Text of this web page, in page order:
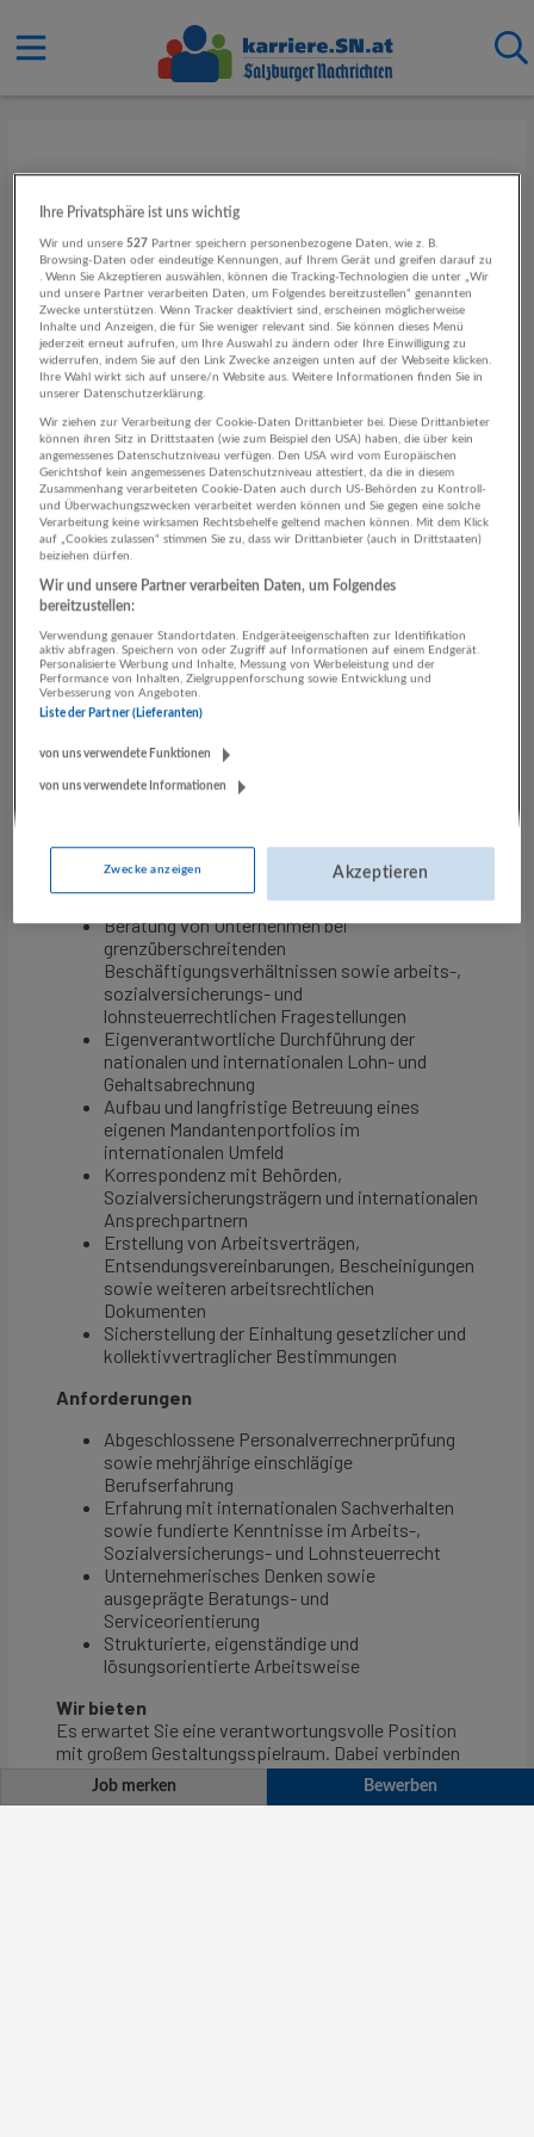
Bewerben
Job merken
Ihre Privatsphäre ist uns wichtig
Wir und unsere527 Partner speichern personenbezogene Daten, wie z. B.
Browsing-Daten oder eindeutige Kennungen, auf Ihrem Gerät und greifen darauf zu
. Wenn Sie Akzeptieren auswählen, können die Tracking-Technologien die unter „Wir
und unsere Partner verarbeiten Daten, um Folgendes bereitzustellen“ genannten
Zwecke unterstützen. Wenn Tracker deaktiviert sind, erscheinen möglicherweise
Inhalte und Anzeigen, die für Sie weniger relevant sind. Sie können dieses Menü
jederzeit erneut aufrufen, um Ihre Auswahl zu ändern oder Ihre Einwilligung zu
widerrufen, indem Sie auf den Link Zwecke anzeigen unten auf der Webseite klicken.
Ihre Wahl wirkt sich auf unsere/n Website aus. Weitere Informationen finden Sie in
unserer Datenschutzerklärung.
Wir ziehen zur Verarbeitung der Cookie-Daten Drittanbieter bei. Diese Drittanbieter
können ihren Sitz in Drittstaaten (wie zum Beispiel den USA) haben, die über kein
angemessenes Datenschutzniveau verfügen. Den USA wird vom Europäischen
Gerichtshof kein angemessenes Datenschutzniveau attestiert, da die in diesem
Zusammenhang verarbeiteten Cookie-Daten auch durch US-Behörden zu Kontroll-
und Überwachungszwecken verarbeitet werden können und Sie gegen eine solche
Verarbeitung keine wirksamen Rechtsbehelfe geltend machen können. Mit dem Klick
auf „Cookies zulassen“ stimmen Sie zu, dass wir Drittanbieter (auch in Drittstaaten)
beiziehen dürfen.
Wir und unsere Partner verarbeiten Daten, um Folgendes
bereitzustellen:
Verwendung genauer Standortdaten. Endgeräteeigenschaften zur Identifikation
aktiv abfragen. Speichern von oder Zugriff auf Informationen auf einem Endgerät.
Personalisierte Werbung und Inhalte, Messung von Werbeleistung und der
Performance von Inhalten, Zielgruppenforschung sowie Entwicklung und
Verbesserung von Angeboten.
Liste der Partner (Lieferanten)
von uns verwendete Funktionen
von uns verwendete Informationen
Zwecke anzeigen Akzeptieren